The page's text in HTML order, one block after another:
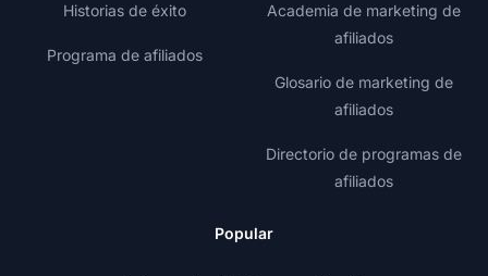
Historias de éxito
Programa de afiliados
Academia de marketing de
afiliados
Glosario de marketing de
afiliados
Directorio de programas de
afiliados
Popular